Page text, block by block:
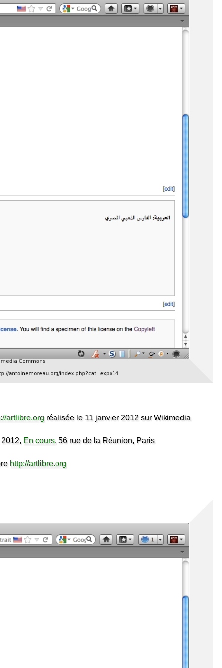
artlibre.orgréalisée le 11 janvier 2012 sur Wikimedia
En cours, 56 rue de la Réunion, Paris
http://artlibre.org